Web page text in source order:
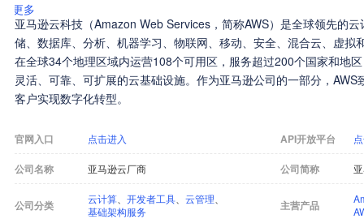
更多
亚马逊云科技（Amazon Web Services，简称AWS）是全球领先的
储、数据库、分析、机器学习、物联网、移动、安全、混合云、虚拟
在全球34个地理区域内运营108个可用区，服务超过200个国家和地
灵活、可靠、可扩展的云基础设施。作为亚马逊公司的一部分，
客户实现数字化转型。
官网入口 点击进入 API开放平台
公司名称 亚马逊云厂商 公司简称
公司分类 云计算 开发者工具 云管理
基础架构服务
主营产品